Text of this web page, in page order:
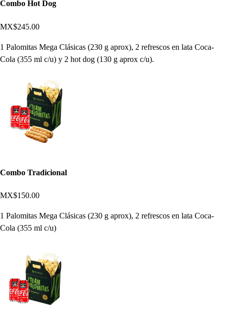
Combo Hot Dog
MX$245.00
1 Palomitas Mega Clásicas (230 g aprox), 2 refrescos en lata Coca-
Cola (355 ml c/u) y 2 hot dog (130 g aprox c/u).
Combo Tradicional
MX$150.00
1 Palomitas Mega Clásicas (230 g aprox), 2 refrescos en lata Coca-
Cola (355 ml c/u)